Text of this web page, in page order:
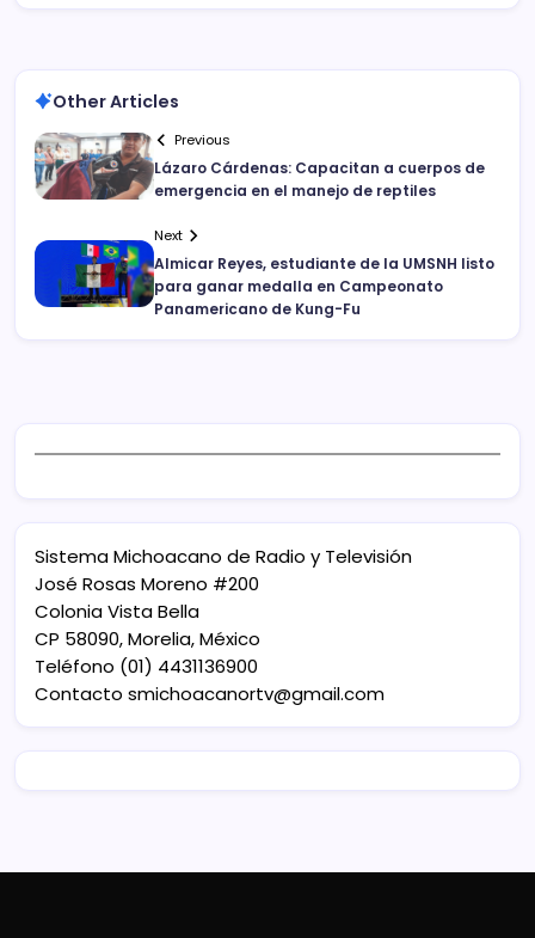
Other Articles
Previous
Lázaro Cárdenas: Capacitan a cuerpos de
emergencia en el manejo de reptiles
Next
Almicar Reyes, estudiante de la UMSNH listo
para ganar medalla en Campeonato
Panamericano de Kung-Fu
Sistema Michoacano de Radio y Televisión
José Rosas Moreno #200
Colonia Vista Bella
CP 58090, Morelia, México
Teléfono (01) 4431136900
Contacto smichoacanortv@gmail.com